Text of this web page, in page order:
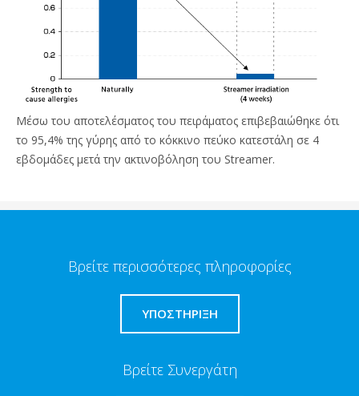
Μέσω του αποτελέσματος του πειράματος επιβεβαιώθηκε ότι
το 95,4% της γύρης από το κόκκινο πεύκο κατεστάλη σε 4
εβδομάδες μετά την ακτινοβόληση του Streamer.
Βρείτε περισσότερες πληροφορίες
ΥΠΟΣΤΗΡΙΞΗ
Βρείτε Συνεργάτη